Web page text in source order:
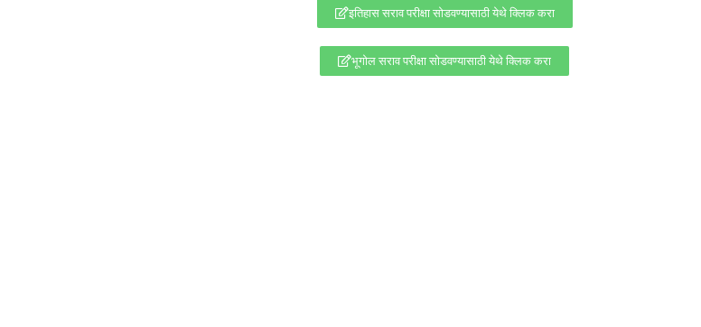
इतिहास सराव परीक्षा सोडवण्यासाठी येथे क्लिक करा
भूगोल सराव परीक्षा सोडवण्यासाठी येथे क्लिक करा